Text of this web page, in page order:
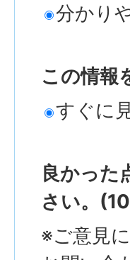
分かり
この情報
すぐに
良かった
さい。
※ご意見